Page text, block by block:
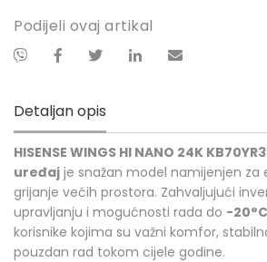
Podijeli ovaj artikal
Detaljan opis
HISENSE WINGS HI NANO 24K
uređaj je snažan model namijenjen za
grijanje većih prostora. Zahvaljujući
upravljanju i mogućnosti rada do -20°C
korisnike kojima su važni komfor,
pouzdan rad tokom cijele godine.